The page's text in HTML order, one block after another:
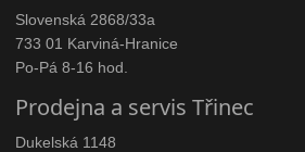
Slovenská 2868/33a
733 01 Karviná-Hranice
Po-Pá 8-16 hod.
Prodejna a servis Třinec
Dukelská 1148